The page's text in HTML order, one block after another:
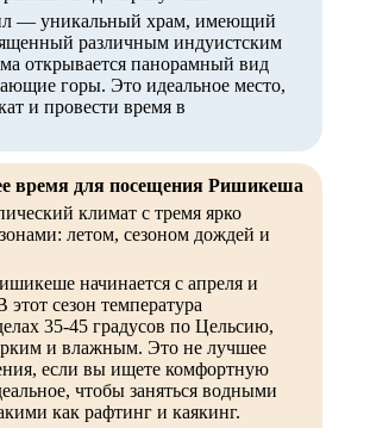
— уникальный храм, имеющий
различным индуистским
открывается панорамный вид
горы. Это идеальное место,
и провести время в
время для посещения Ришикеша
климат с тремя ярко
летом, сезоном дождей и
начинается с апреля и
сезон температура
35-45 градусов по Цельсию,
и влажным. Это не лучшее
если вы ищете комфортную
чтобы заняться водными
как рафтинг и каякинг.